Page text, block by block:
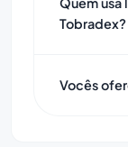
Tobradex?
Vocês